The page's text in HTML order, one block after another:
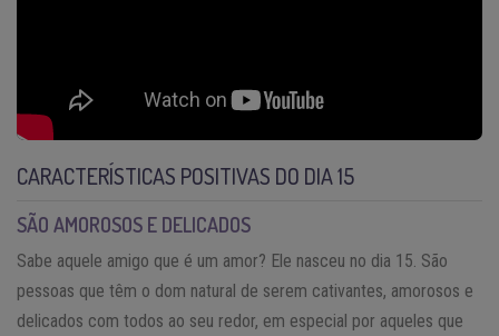
CARACTERÍSTICAS POSITIVAS DO DIA 15
SÃO AMOROSOS E DELICADOS
Sabe aquele amigo que é um amor? Ele nasceu no dia 15. São
pessoas que têm o dom natural de serem cativantes, amorosos e
delicados com todos ao seu redor, em especial por aqueles que